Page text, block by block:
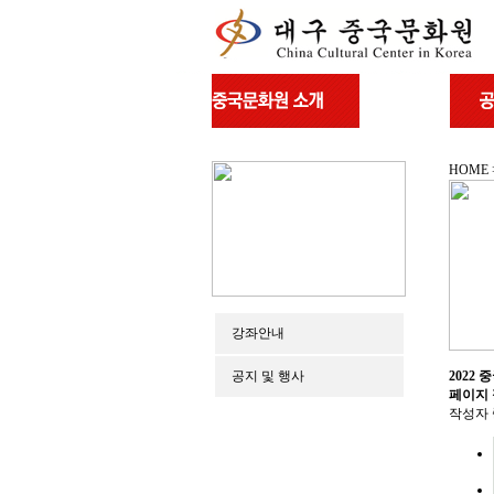
강좌안내
공지 및 행사
HOME
2022
페이지
작성자